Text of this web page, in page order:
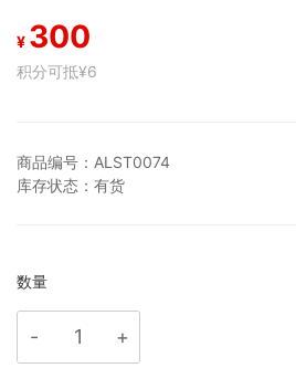
¥ 300
积分可抵¥6
商品编号： ALST0074
库存状态： 有货
数量